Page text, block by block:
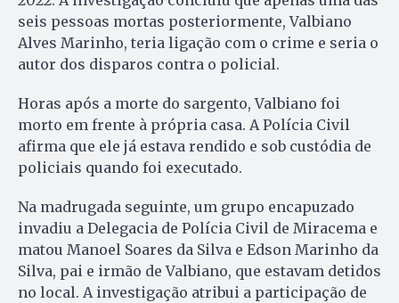
seis pessoas mortas posteriormente, Valbiano
Alves Marinho, teria ligação com o crime e seria o
autor dos disparos contra o policial.
Horas após a morte do sargento, Valbiano foi
morto em frente à própria casa. A Polícia Civil
afirma que ele já estava rendido e sob custódia de
policiais quando foi executado.
Na madrugada seguinte, um grupo encapuzado
invadiu a Delegacia de Polícia Civil de Miracema e
matou Manoel Soares da Silva e Edson Marinho da
Silva, pai e irmão de Valbiano, que estavam detidos
no local. A investigação atribui a participação de